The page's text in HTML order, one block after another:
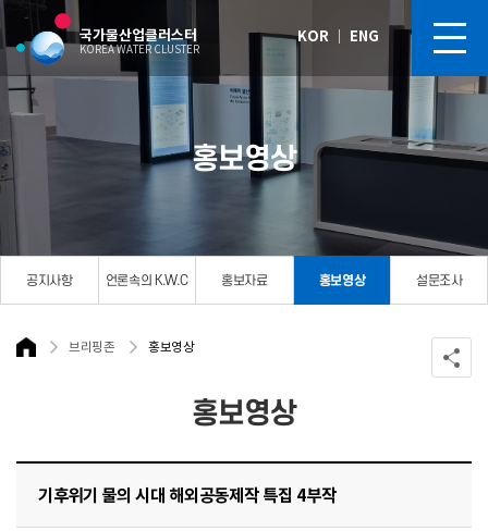
국가물산업클러스터
KOREA WATER CLUSTER
KOR ENG
홍보영상
공지사항 언론속의 K.W.C 홍보자료 홍보영상 설문조사
브리핑존 홍보영상
홍보영상
기후위기 물의 시대 해외공동제작 특집 4부작